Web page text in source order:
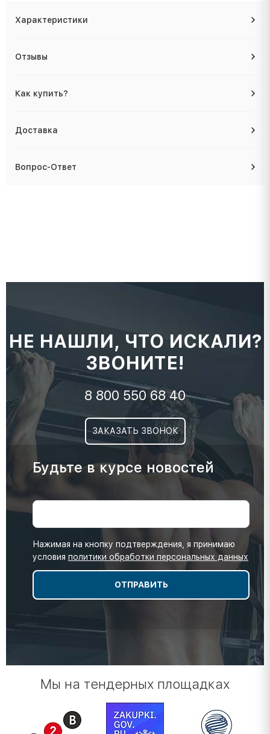
Характеристики
Отзывы
Как купить?
Доставка
Вопрос-Ответ
НЕ НАШЛИ, ЧТО ИСКАЛИ?
ЗВОНИТЕ!
8 800 550 68 40
ЗАКАЗАТЬ ЗВОНОК
Будьте в курсе новостей
Нажимая на кнопку подтверждения, я принимаю
условия политики обработки персональных данных
Мы на тендерных площадках